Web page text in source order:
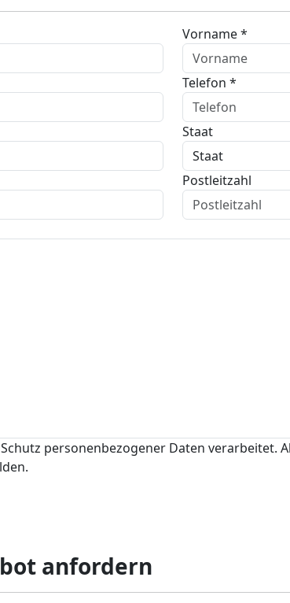
Vorname *
Telefon *
Staat
Postleitzahl
personenbezogener Daten verarbeitet.
anfordern